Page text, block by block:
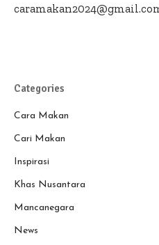
Categories
Cara Makan
Cari Makan
Inspirasi
Khas Nusantara
Mancanegara
News